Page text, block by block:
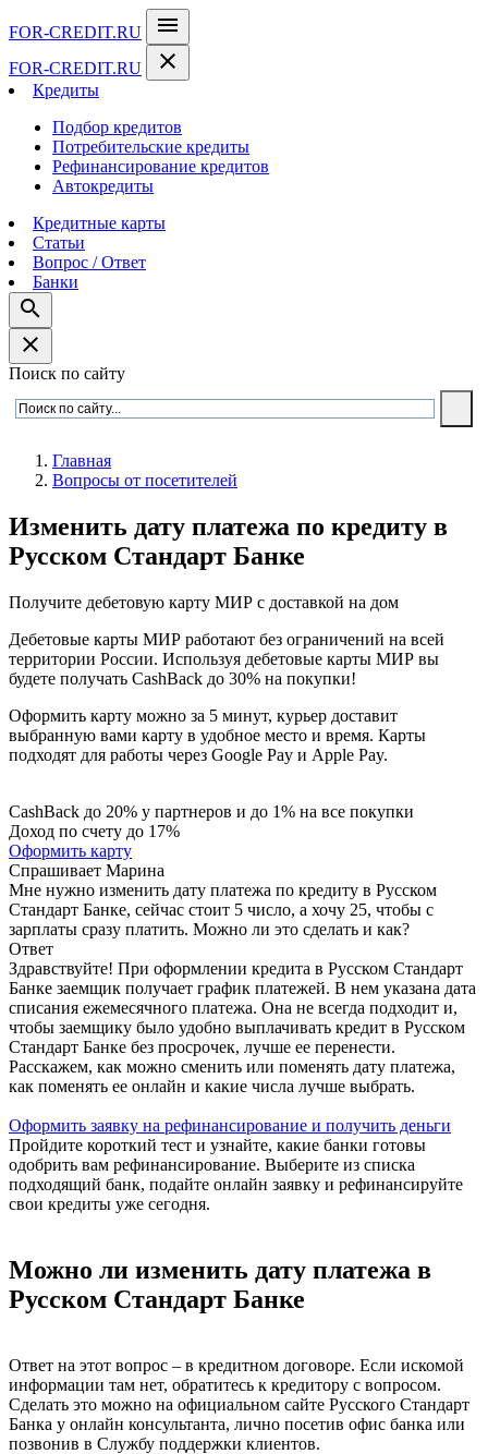
FOR-CREDIT.RU menu
FOR-CREDIT.RU close
Кредиты
Подбор кредитов
Потребительские кредиты
Рефинансирование кредитов
Автокредиты
Кредитные карты
Статьи
Вопрос / Ответ
Банки
search
close
Поиск по сайту
Главная
Вопросы от посетителей
Изменить дату платежа по кредиту в
Русском Стандарт Банке
Получите дебетовую карту МИР с доставкой на дом
Дебетовые карты МИР работают без ограничений на всей
территории России. Используя дебетовые карты МИР вы
будете получать CashBack до 30% на покупки!
Оформить карту можно за 5 минут, курьер доставит
выбранную вами карту в удобное место и время. Карты
подходят для работы через Google Pay и Apple Pay.
CashBack до 20% у партнеров и до 1% на все покупки
Доход по счету до 17%
Оформить карту
Спрашивает Марина
Мне нужно изменить дату платежа по кредиту в Русском
Стандарт Банке, сейчас стоит 5 число, а хочу 25, чтобы с
зарплаты сразу платить. Можно ли это сделать и как?
Ответ
Здравствуйте! При оформлении кредита в Русском Стандарт
Банке заемщик получает график платежей. В нем указана дата
списания ежемесячного платежа. Она не всегда подходит и,
чтобы заемщику было удобно выплачивать кредит в Русском
Стандарт Банке без просрочек, лучше ее перенести.
Расскажем, как можно сменить или поменять дату платежа,
как поменять ее онлайн и какие числа лучше выбрать.
Оформить заявку на рефинансирование и получить деньги
Пройдите короткий тест и узнайте, какие банки готовы
одобрить вам рефинансирование. Выберите из списка
подходящий банк, подайте онлайн заявку и рефинансируйте
свои кредиты уже сегодня.
Можно ли изменить дату платежа в
Русском Стандарт Банке
Ответ на этот вопрос – в кредитном договоре. Если искомой
информации там нет, обратитесь к кредитору с вопросом.
Сделать это можно на официальном сайте Русского Стандарт
Банка у онлайн консультанта, лично посетив офис банка или
позвонив в Службу поддержки клиентов.